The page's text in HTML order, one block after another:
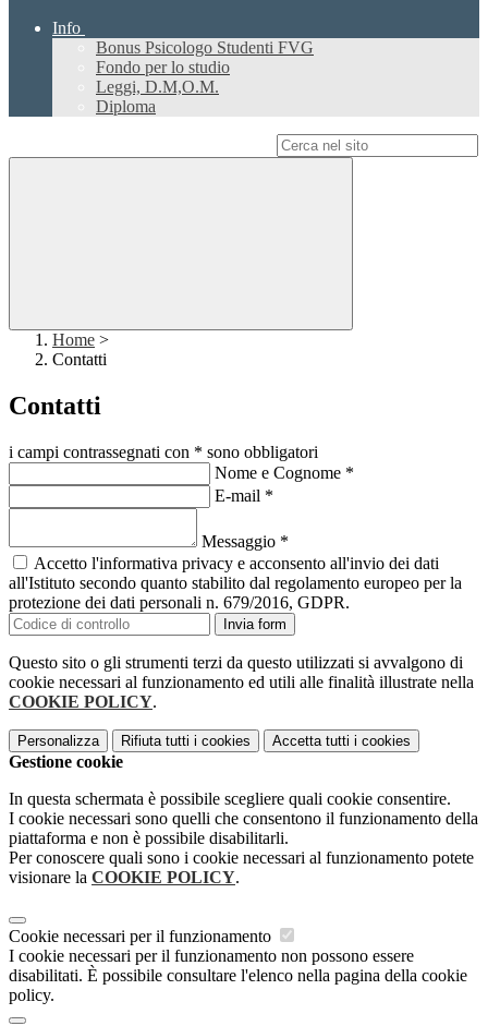
Info
Bonus Psicologo Studenti FVG
Fondo per lo studio
Leggi, D.M,O.M.
Diploma
Home >
Contatti
Contatti
i campi contrassegnati con * sono obbligatori
Nome e Cognome *
E-mail *
Messaggio *
Accetto l'informativa privacy e acconsento all'invio dei dati
all'Istituto secondo quanto stabilito dal regolamento europeo per la
protezione dei dati personali n. 679/2016, GDPR.
Invia form
Questo sito o gli strumenti terzi da questo utilizzati si avvalgono di
cookie necessari al funzionamento ed utili alle finalità illustrate nella
COOKIE POLICY.
Personalizza Rifiuta tutti i cookies Accetta tutti i cookies
Gestione cookie
In questa schermata è possibile scegliere quali cookie consentire.
I cookie necessari sono quelli che consentono il funzionamento della
piattaforma e non è possibile disabilitarli.
Per conoscere quali sono i cookie necessari al funzionamento potete
visionare la COOKIE POLICY.
Cookie necessari per il funzionamento
I cookie necessari per il funzionamento non possono essere
disabilitati. È possibile consultare l'elenco nella pagina della cookie
policy.